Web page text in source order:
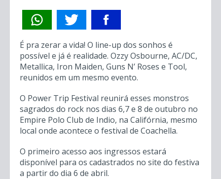
É pra zerar a vida! O line-up dos sonhos é
possível e já é realidade. Ozzy Osbourne, AC/DC,
Metallica, Iron Maiden, Guns N’ Roses e Tool,
reunidos em um mesmo evento.
O Power Trip Festival reunirá esses monstros
sagrados do rock nos dias 6,7 e 8 de outubro no
Empire Polo Club de Indio, na Califórnia, mesmo
local onde acontece o festival de Coachella.
O primeiro acesso aos ingressos estará
disponível para os cadastrados no site do festiva
a partir do dia 6 de abril.